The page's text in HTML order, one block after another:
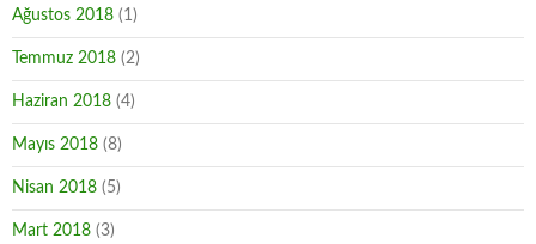
Ağustos 2018 (1)
Temmuz 2018 (2)
Haziran 2018 (4)
Mayıs 2018 (8)
Nisan 2018 (5)
Mart 2018 (3)